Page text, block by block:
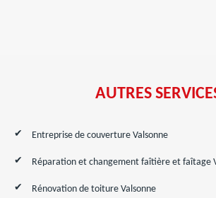
AUTRES
Entreprise de couverture Valsonne
Réparation et changement faîtière et faîtage
Rénovation de toiture Valsonne